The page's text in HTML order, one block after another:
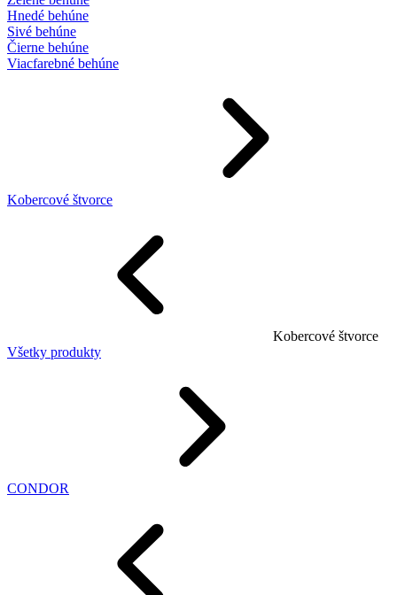
Hnedé behúne
Sivé behúne
Čierne behúne
Viacfarebné behúne
Kobercové štvorce
Kobercové štvorce
Všetky produkty
CONDOR